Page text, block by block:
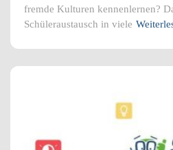
fremde Kulturen kennenlernen?
Schüleraustausch in viele